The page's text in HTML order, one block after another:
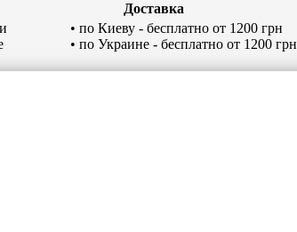
Доставка
• по Киеву - бесплатно от 1200 грн
• по Украине - бесплатно от 1200 грн
- Oil Additiv 0.3л.